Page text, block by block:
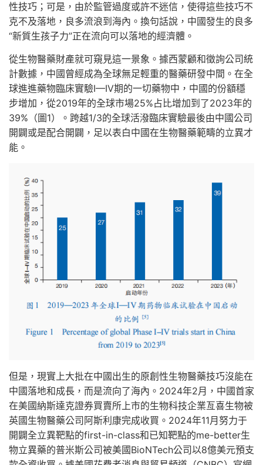
性技巧；可是，由於監管過度或許不迷信，使得這些技巧不
克不及落地，良多流浪到海內。換句話說，中國發生的良多
“新質生孩子力”正在流向可以落地的經濟體。
從生物醫藥財產就可窺見這一景象。據西蒙顧和徵詢公司統
計數據，中國曾經成為全球無足輕重的醫藥研發中間。在全
球進進藥物臨床實驗I—IV期的一切藥物中，中國的份額穩
步增加，從2019年的全球市場25%占比增加到了2023年的
39%（圖1）。跨越1/3的全球活潑臨床實驗最後由中國公司
開闢或是配合開闢，足以表白中國在生物醫藥範疇的立異才
能。
但是，現實上大批在中國出生的原創性生物醫藥技巧沒能在
中國落地和成長，而是流向了海內。2024年2月，中國首家
在美國納斯達克證券買賣所上市的生物科技企業亙喜生物被
英國生物醫藥公司阿斯利康完成收買。2024年11月努力于
開闢全立異靶點的first-in-class和已知靶點的me-better生
物立異藥的普米斯公司被美國BioNTech公司以8億美元預支